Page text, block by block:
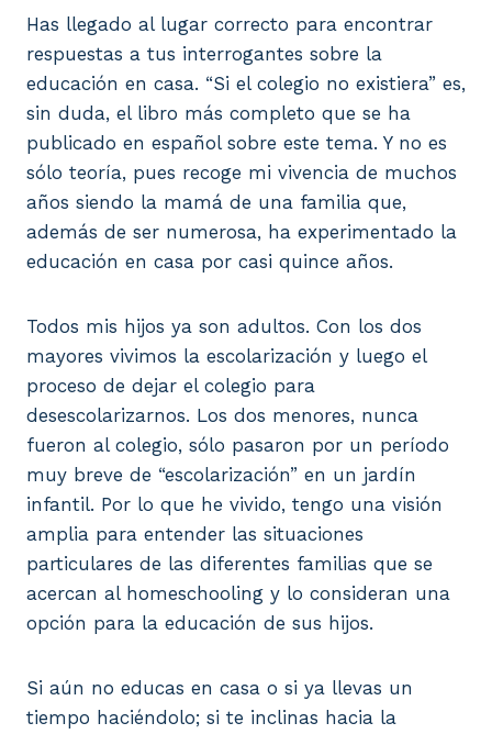
Has llegado al lugar correcto para encontrar
respuestas a tus interrogantes sobre la
educación en casa. “Si el colegio no existiera” es,
sin duda, el libro más completo que se ha
publicado en español sobre este tema. Y no es
sólo teoría, pues recoge mi vivencia de muchos
años siendo la mamá de una familia que,
además de ser numerosa, ha experimentado la
educación en casa por casi quince años.
Todos mis hijos ya son adultos. Con los dos
mayores vivimos la escolarización y luego el
proceso de dejar el colegio para
desescolarizarnos. Los dos menores, nunca
fueron al colegio, sólo pasaron por un período
muy breve de “escolarización” en un jardín
infantil. Por lo que he vivido, tengo una visión
amplia para entender las situaciones
particulares de las diferentes familias que se
acercan al homeschooling y lo consideran una
opción para la educación de sus hijos.
Si aún no educas en casa o si ya llevas un
tiempo haciéndolo; si te inclinas hacia la